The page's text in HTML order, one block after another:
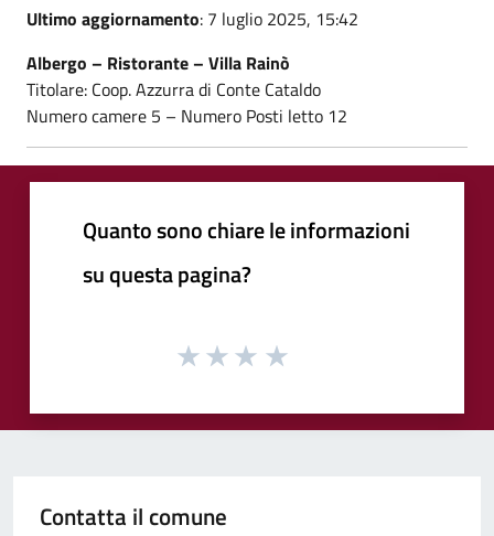
Ultimo aggiornamento: 7 luglio 2025, 15:42
Albergo – Ristorante – Villa Rainò
Titolare: Coop. Azzurra di Conte Cataldo
Numero camere 5 – Numero Posti letto 12
Quanto sono chiare le informazioni
su questa pagina?
Contatta il comune